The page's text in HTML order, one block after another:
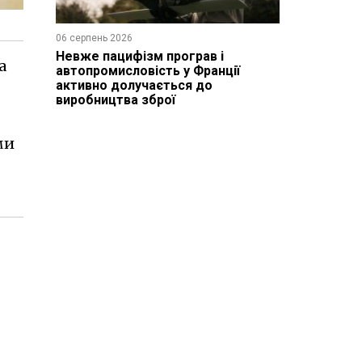
06 серпень 2026
Невже пацифізм програв і
автопромисловість у Франції
активно долучається до
виробництва зброї